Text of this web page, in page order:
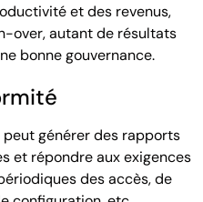
et des revenus,
over, autant de résultats
bonne gouvernance.
générer des rapports
et répondre aux exigences
des accès, de